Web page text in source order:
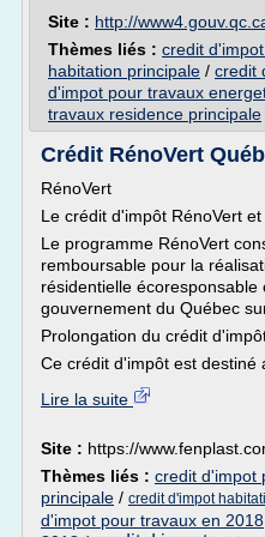
Site : http://
Thèmes liés : credit
habitation principale / credit
d'impot pour travaux
travaux residence principale
Crédit RénoVert
RénoVert
Le crédit d'impôt RénoVert
Le programme RénoVert
remboursable pour la
résidentielle
gouvernement du Québec
Prolongation du crédit
Ce crédit d'impôt est destiné
Lire la suite
Site : https://
Thèmes liés : credit d'impot
principale / credit d'impot
d'impot pour travaux en 2018